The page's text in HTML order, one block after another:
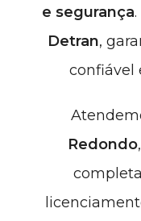
e segurança
Detran,
confiável
Redondo